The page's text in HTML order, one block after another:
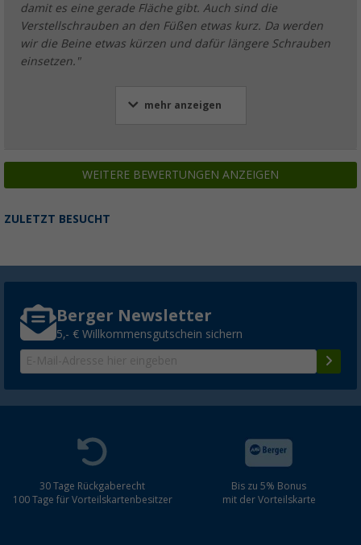
damit es eine gerade Fläche gibt. Auch sind die
Verstellschrauben an den Füßen etwas kurz. Da werden
wir die Beine etwas kürzen und dafür längere Schrauben
einsetzen."
mehr anzeigen
WEITERE BEWERTUNGEN ANZEIGEN
ZULETZT BESUCHT
Berger Newsletter
5,- € Willkommensgutschein sichern
30 Tage Rückgaberecht
100 Tage für Vorteilskartenbesitzer
Bis zu 5% Bonus
mit der Vorteilskarte